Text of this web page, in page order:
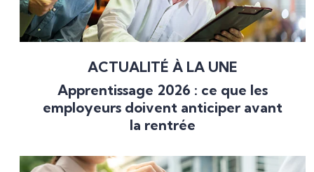
ACTUALITÉ À LA UNE
Apprentissage 2026 : ce que les
employeurs doivent anticiper avant
la rentrée